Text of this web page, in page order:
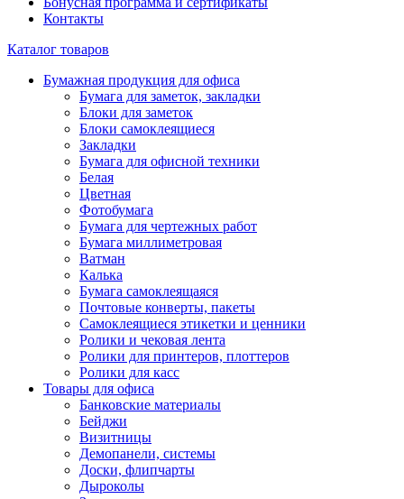
Контакты
Каталог товаров
Бумажная продукция для офиса
Бумага для заметок, закладки
Блоки для заметок
Блоки самоклеящиеся
Закладки
Бумага для офисной техники
Белая
Цветная
Фотобумага
Бумага для чертежных работ
Бумага миллиметровая
Ватман
Калька
Бумага самоклеящаяся
Почтовые конверты, пакеты
Самоклеящиеся этикетки и ценники
Ролики и чековая лента
Ролики для принтеров, плоттеров
Ролики для касс
Товары для офиса
Банковские материалы
Бейджи
Визитницы
Демопанели, системы
Доски, флипчарты
Дыроколы